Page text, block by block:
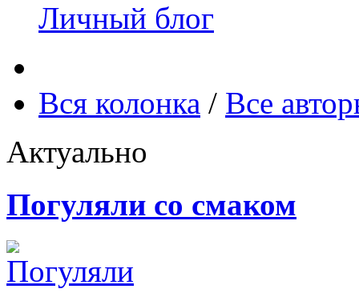
Личный блог
Вся колонка / Все
Актуально
Погуляли со смаком